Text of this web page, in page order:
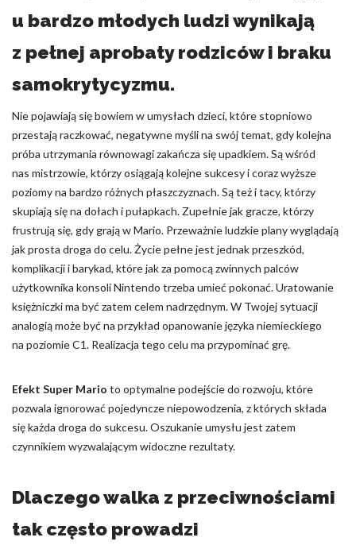
u bardzo młodych ludzi wynikają
z pełnej aprobaty rodziców i braku
samokrytycyzmu.
Nie pojawiają się bowiem w umysłach dzieci, które stopniowo
przestają raczkować, negatywne myśli na swój temat, gdy kolejna
próba utrzymania równowagi zakańcza się upadkiem. Są wśród
nas mistrzowie, którzy osiągają kolejne sukcesy i coraz wyższe
poziomy na bardzo różnych płaszczyznach. Są też i tacy, którzy
skupiają się na dołach i pułapkach. Zupełnie jak gracze, którzy
frustrują się, gdy grają w Mario. Przeważnie ludzkie plany wyglądają
jak prosta droga do celu. Życie pełne jest jednak przeszkód,
komplikacji i barykad, które jak za pomocą zwinnych palców
użytkownika konsoli Nintendo trzeba umieć pokonać. Uratowanie
księżniczki ma być zatem celem nadrzędnym. W Twojej sytuacji
analogią może być na przykład opanowanie języka niemieckiego
na poziomie C1. Realizacja tego celu ma przypominać grę.
Efekt Super Mario to optymalne podejście do rozwoju, które
pozwala ignorować pojedyncze niepowodzenia, z których składa
się każda droga do sukcesu. Oszukanie umysłu jest zatem
czynnikiem wyzwalającym widoczne rezultaty.
Dlaczego walka z przeciwnościami
tak często prowadzi